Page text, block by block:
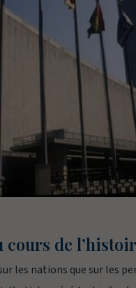
cours de
les nations que sur les